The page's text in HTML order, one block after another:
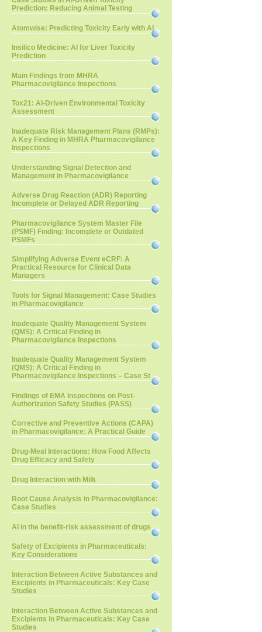
Prediction: Reducing Animal Testing
Atomwise: Predicting Toxicity Early with AI
Insilico Medicine: AI for Liver Toxicity
Prediction
Main Findings from MHRA
Pharmacovigilance Inspections
Tox21: AI-Driven Environmental Toxicity
Assessment
Inadequate Risk Management Plans (RMPs):
A Key Finding in MHRA Pharmacovigilance
Inspections
Understanding Signal Detection and
Management in Pharmacovigilance
Adverse Drug Reaction (ADR) Reporting
Incomplete or Delayed ADR Reporting
Pharmacovigilance System Master File
(PSMF) Finding: Incomplete or Outdated
PSMFs
Simplifying Adverse Event eCRF: A
Practical Resource for Clinical Data
Managers
Tools for Signal Management: Case Studies
in Pharmacovigilance
Inadequate Quality Management System
(QMS): A Critical Finding in
Pharmacovigilance Inspections
Inadequate Quality Management System
(QMS): A Critical Finding in
Pharmacovigilance Inspections – Case St
Findings of EMA Inspections on Post-
Authorization Safety Studies (PASS)
Corrective and Preventive Actions (CAPA)
in Pharmacovigilance: A Practical Guide
Drug-Meal Interactions: How Food Affects
Drug Efficacy and Safety
Drug Interaction with Milk
Root Cause Analysis in Pharmacovigilance:
Case Studies
AI in the benefit-risk assessment of drugs
Safety of Excipients in Pharmaceuticals:
Key Considerations
Interaction Between Active Substances and
Excipients in Pharmaceuticals: Key Case
Studies
Interaction Between Active Substances and
Excipients in Pharmaceuticals: Key Case
Studies